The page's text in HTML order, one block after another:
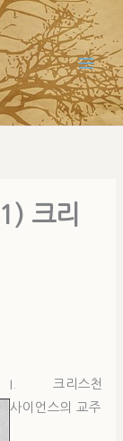
크리
I. 크리스천
사이언스의 교주